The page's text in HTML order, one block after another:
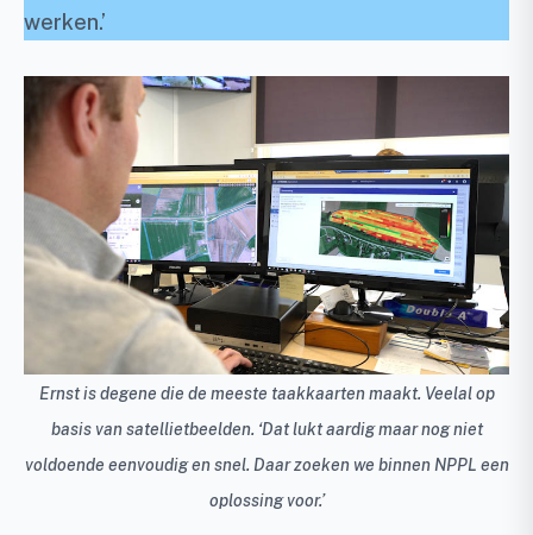
werken.’
Ernst is degene die de meeste taakkaarten maakt. Veelal op
basis van satellietbeelden. ‘Dat lukt aardig maar nog niet
voldoende eenvoudig en snel. Daar zoeken we binnen NPPL een
oplossing voor.’